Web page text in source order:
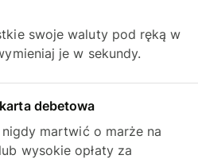
swoje waluty pod ręką w
je w sekundy.
debetowa
martwić o marże na
wysokie opłaty za